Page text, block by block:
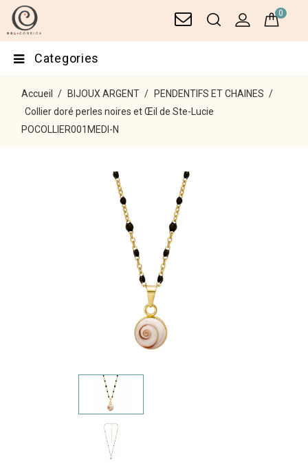
0
Categories
Accueil BIJOUX ARGENT
PENDENTIFS ET CHAINES
Collier doré perles noires et Œil de Ste-Lucie
POCOLLIER001MEDI-N